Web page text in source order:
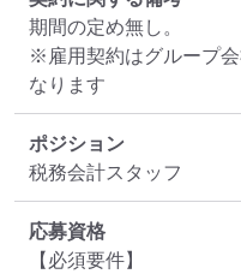
期間の定め無し。
※雇用契約はグループ
なります
ポジション
税務会計スタッフ
応募資格
【必須要件】